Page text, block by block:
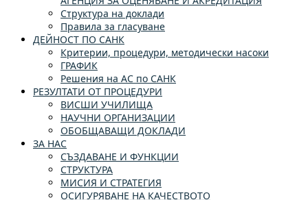
Структура на доклади
Правила за гласуване
ДЕЙНОСТ ПО САНК
Критерии, процедури, методически насоки
ГРАФИК
Решения на АС по САНК
РЕЗУЛТАТИ ОТ ПРОЦЕДУРИ
ВИСШИ УЧИЛИЩА
НАУЧНИ ОРГАНИЗАЦИИ
ОБОБЩАВАЩИ ДОКЛАДИ
ЗА НАС
СЪЗДАВАНЕ И ФУНКЦИИ
СТРУКТУРА
МИСИЯ И СТРАТЕГИЯ
ОСИГУРЯВАНЕ НА КАЧЕСТВОТО